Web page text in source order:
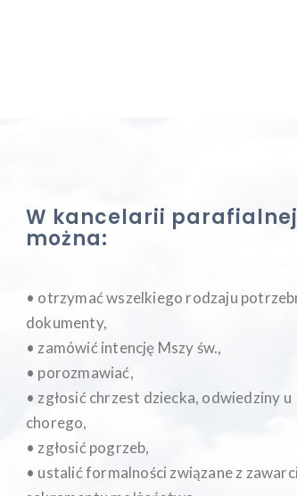
W kancelarii parafialnej
można:
• otrzymać wszelkiego rodzaju
dokumenty,
• zamówić intencję Mszy św.,
• porozmawiać,
• zgłosić chrzest dziecka, odwiedziny u
chorego,
• zgłosić pogrzeb,
• ustalić formalności związane z